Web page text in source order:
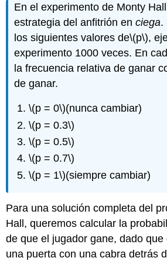
En el experimento de Monty
estrategia del anfitrión enciega.
los siguientes valores de\(p\),
experimento 1000 veces. En
la frecuencia relativa de ganar
de ganar.
\(p = 0\)(nunca cambiar)
\(p = 0.3\)
\(p = 0.5\)
\(p = 0.7\)
\(p = 1\)(siempre cambiar)
Para una solución completa del
Hall, queremos calcular la
de que el jugador gane, dado
una puerta con una cabra detrás